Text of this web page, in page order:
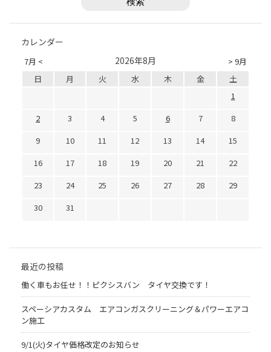
カレンダー
7月 < > 9月
2026年8月
日 月 火 水 木 金
土
1
2
3 4 5 6 7
8
9
10 11 12 13 14
15
16
17 18 19 20 21
22
23
24 25 26 27 28
29
30
31
最近の投稿
働く車もお任せ！！ピクシスバン タイヤ交換です！
スペーシアカスタム エアコンガスクリーニング＆パワーエアコ
ン施工
9/1(火)タイヤ価格改定のお知らせ